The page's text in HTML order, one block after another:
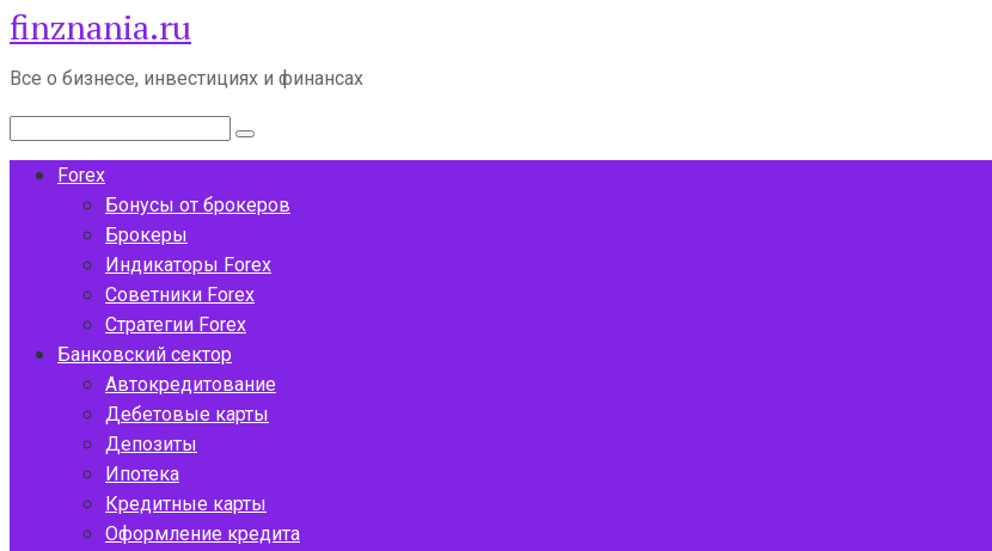
Перейти
к
контенту
finznania.ru
Все о бизнесе, инвестициях и финансах
Поиск:
Forex
Бонусы от брокеров
Брокеры
Индикаторы Forex
Советники Forex
Стратегии Forex
Банковский сектор
Автокредитование
Дебетовые карты
Депозиты
Ипотека
Кредитные карты
Оформление кредита